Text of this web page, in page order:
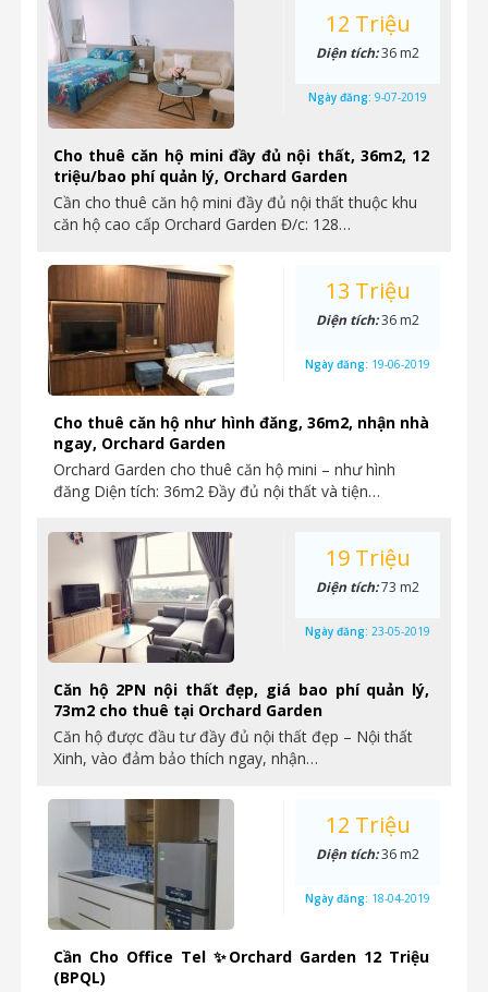
Cho thuê căn hộ mini đầy đủ nội thất, 36m2, 12
triệu/bao phí quản lý, Orchard Garden
Cần cho thuê căn hộ mini đầy đủ nội thất thuộc khu
căn hộ cao cấp Orchard Garden Đ/c: 128…
12 Triệu
Diện tích:36 m2
Ngày đăng: 9-07-2019
Cho thuê căn hộ như hình đăng, 36m2, nhận nhà
ngay, Orchard Garden
Orchard Garden cho thuê căn hộ mini – như hình
đăng Diện tích: 36m2 Đầy đủ nội thất và tiện…
13 Triệu
Diện tích:36 m2
Ngày đăng: 19-06-2019
Căn hộ 2PN nội thất đẹp, giá bao phí quản lý,
73m2 cho thuê tại Orchard Garden
Căn hộ được đầu tư đầy đủ nội thất đẹp – Nội thất
Xinh, vào đảm bảo thích ngay, nhận…
19 Triệu
Diện tích:73 m2
Ngày đăng: 23-05-2019
Cần Cho Office Tel ✨Orchard Garden 12 Triệu
(BPQL)
12 Triệu
Diện tích:36 m2
Ngày đăng: 18-04-2019